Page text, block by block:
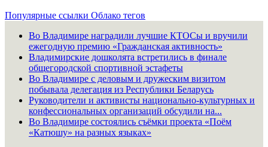
Популярные ссылки Облако тегов
Во Владимире наградили лучшие КТОСы и вручили
ежегодную премию «Гражданская активность»
Владимирские дошколята встретились в финале
общегородской спортивной эстафеты
Во Владимире с деловым и дружеским визитом
побывала делегация из Республики Беларусь
Руководители и активисты национально-культурных и
конфессиональных организаций обсудили на...
Во Владимире состоялись съёмки проекта «Поём
«Катюшу» на разных языках»